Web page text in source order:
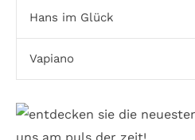
Hans im Glück
Vapiano